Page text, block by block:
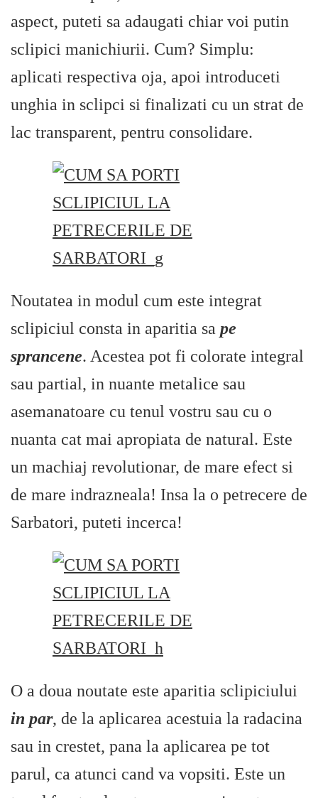
aspect, puteti sa adaugati chiar voi putin
sclipici manichiurii. Cum? Simplu:
aplicati respectiva oja, apoi introduceti
unghia in sclipci si finalizati cu un strat de
lac transparent, pentru consolidare.
Noutatea in modul cum este integrat
sclipiciul consta in aparitia sa pe
sprancene. Acestea pot fi colorate integral
sau partial, in nuante metalice sau
asemanatoare cu tenul vostru sau cu o
nuanta cat mai apropiata de natural. Este
un machiaj revolutionar, de mare efect si
de mare indrazneala! Insa la o petrecere de
Sarbatori, puteti incerca!
O a doua noutate este aparitia sclipiciului
in par, de la aplicarea acestuia la radacina
sau in crestet, pana la aplicarea pe tot
parul, ca atunci cand va vopsiti. Este un